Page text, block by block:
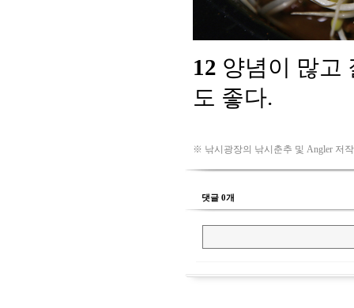
※ 낚시광장의 낚시춘추 및 Angler 저
댓글 0개